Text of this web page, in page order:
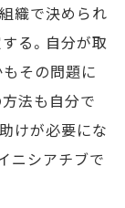
織で決められ
る。自分が取
もその問題に
法も自分で
けが必要にな
ニシアチブで